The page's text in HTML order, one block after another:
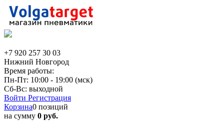
+7 920 257 30 03
Нижний Новгород
Время работы:
Пн-Пт: 10:00 - 19:00 (мск)
Сб-Вс: выходной
Войти Регистрация
Корзина0 позиций
на сумму 0 руб.